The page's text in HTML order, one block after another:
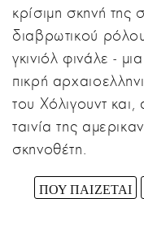
κρίσιμη σκηνή της
διαβρωτικού
γκινιόλ φινάλε ‒
πικρή
του Χόλιγουντ και,
ταινία της
σκηνοθέτη.
ΠΟΥ ΠΑΙΖΕΤΑΙ